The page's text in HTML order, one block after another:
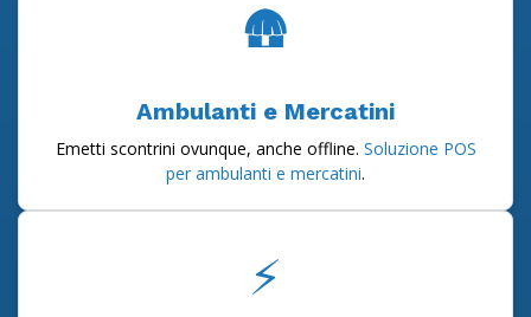
🛖
Ambulanti e Mercatini
Emetti scontrini ovunque, anche offline. Soluzione POS
per ambulanti e mercatini.
⚡